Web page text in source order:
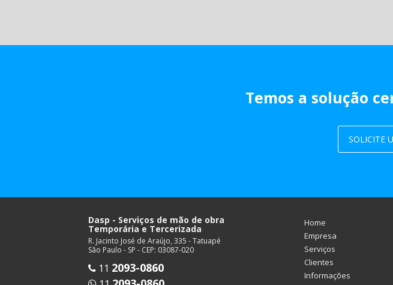
Temos a solução
SOLICITE
Dasp - Serviços de mão de obra
Temporária e Tercerizada
R. Jacinto José de Araújo, 335 - Tatuapé
São Paulo - SP - CEP: 03087-020
11 2093-0860
Home
Empresa
Serviços
Clientes
Informações